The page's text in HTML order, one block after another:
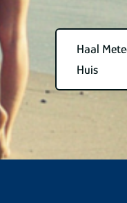
Haal
Huis